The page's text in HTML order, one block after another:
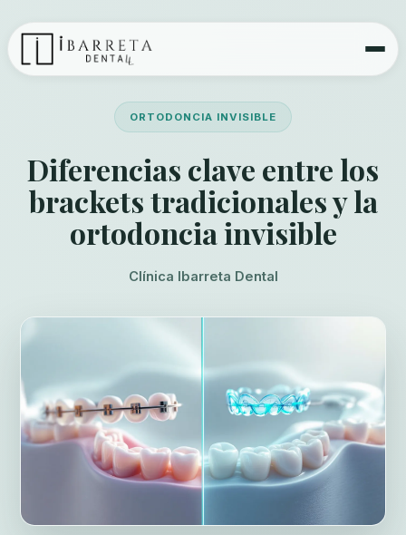
ORTODONCIA INVISIBLE
Diferencias clave entre los
brackets tradicionales y la
ortodoncia invisible
Clínica Ibarreta Dental